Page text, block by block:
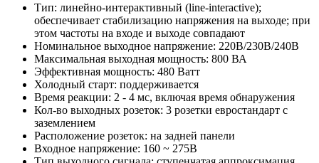
Тип: линейно-интерактивный (line-interactive);
обеспечивает стабилизацию напряжения на выходе; при
этом частоты на входе и выходе совпадают
Номинальное выходное напряжение: 220В/230В/240В
Максимальная выходная мощность: 800 ВА
Эффективная мощность: 480 Ватт
Холодный старт: поддерживается
Время реакции: 2 - 4 мс, включая время обнаружения
Кол-во выходных розеток: 3 розетки евростандарт с
заземлением
Расположение розеток: на задней панели
Входное напряжение: 160 ~ 275В